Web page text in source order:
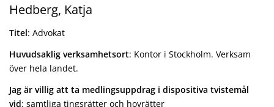
Hedberg, Katja
Titel: Advokat
Huvudsaklig verksamhetsort: Kontor i Stockholm. Verksam
över hela landet.
Jag är villig att ta medlingsuppdrag i dispositiva tvistemål
vid: samtliga tingsrätter och hovrätter